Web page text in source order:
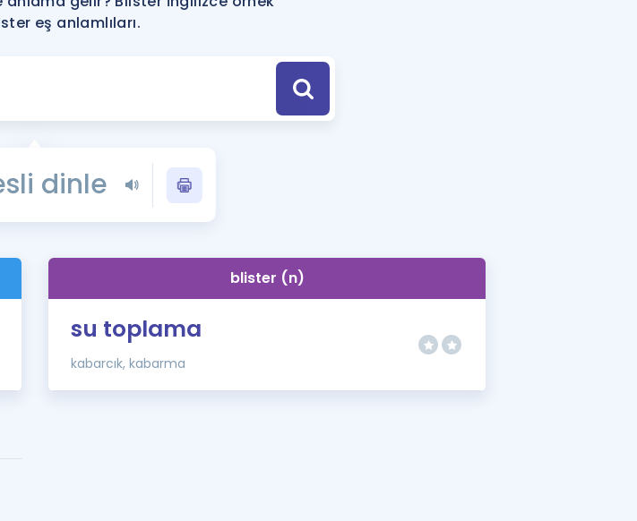
YDS ve YÖKDİL'e Hazırlananlar için Öneriler
Tüm ÖSYM Sınavları Tek Takvimde
YDS - YÖKDİL Tüm Sınavlarla İlgili Haberler
İngilizce Gramer
eş anlamlıları.
dinle
blister (n)
su toplama
kabarcık, kabarma